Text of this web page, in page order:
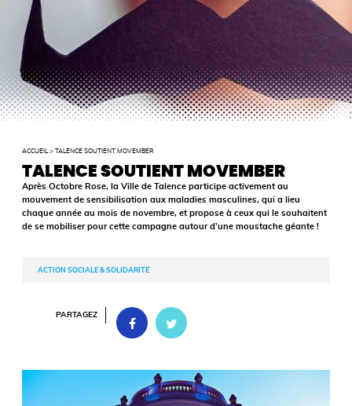
ACCUEIL >TALENCE SOUTIENT MOVEMBER
TALENCE SOUTIENT MOVEMBER
Après Octobre Rose, la Ville de Talence participe activement au
mouvement de sensibilisation aux maladies masculines, qui a lieu
chaque année au mois de novembre, et propose à ceux qui le souhaitent
de se mobiliser pour cette campagne autour d’une moustache géante !
ACTION SOCIALE & SOLIDARITÉ
PARTAGEZ